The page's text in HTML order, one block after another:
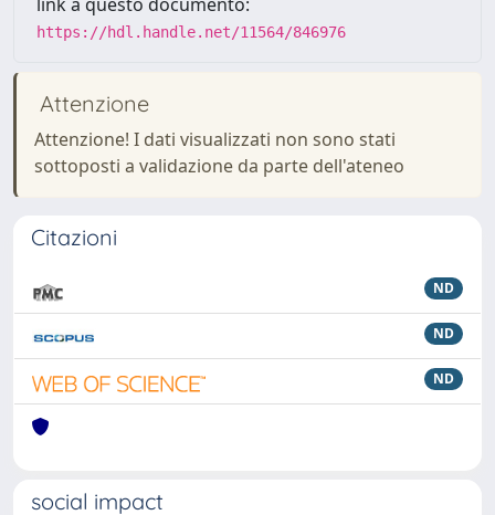
https://hdl.handle.net/11564/846976
Attenzione
Attenzione! I dati visualizzati non sono stati
sottoposti a validazione da parte dell'ateneo
Citazioni
ND
ND
ND
social impact